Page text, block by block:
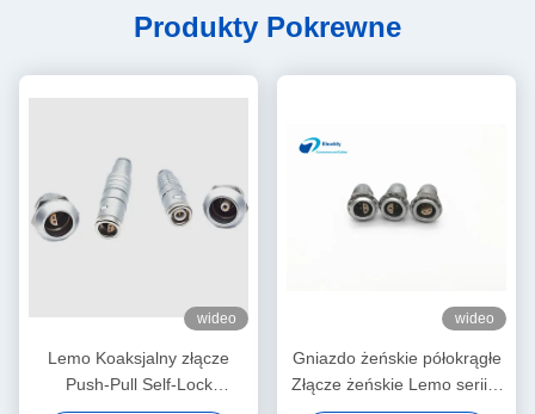
Produkty Pokrewne
wideo
Lemo Koaksjalny złącze
Push-Pull Self-Lock
wideo
Gniazdo żeńskie półokrągłe
Złącze żeńskie Lemo serii S